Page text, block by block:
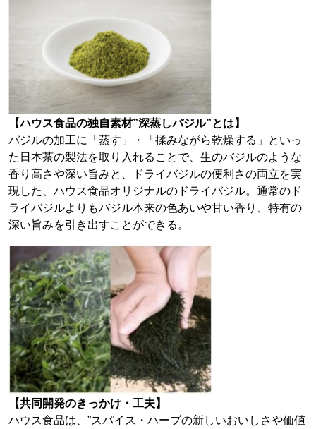
【ハウス食品の独自素材”深蒸しバジル”とは】
バジルの加工に「蒸す」・「揉みながら乾燥する」といっ
た日本茶の製法を取り入れることで、生のバジルのような
香り高さや深い旨みと、ドライバジルの便利さの両立を実
現した、ハウス食品オリジナルのドライバジル。通常のド
ライバジルよりもバジル本来の色あいや甘い香り、特有の
深い旨みを引き出すことができる。
【共同開発のきっかけ・工夫】
ハウス食品は、”スパイス・ハーブの新しいおいしさや価値